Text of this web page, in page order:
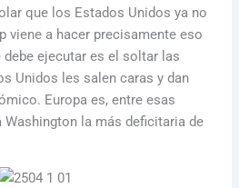
que los Estados Unidos ya no
viene a hacer precisamente eso
debe ejecutar es el soltar las
Unidos les salen caras y dan
Europa es, entre esas
la más deficitaria de